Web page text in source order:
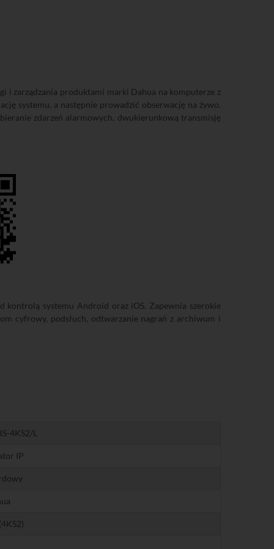
i zarządzania produktami marki Dahua na komputerze z
systemu, a następnie prowadzić obserwację na żywo.
zdarzeń alarmowych, dwukierunkową transmisję
kontrolą systemu Android oraz iOS. Zapewnia szerokie
cyfrowy, podsłuch, odtwarzanie nagrań z archiwum i
4KS2/L
IP